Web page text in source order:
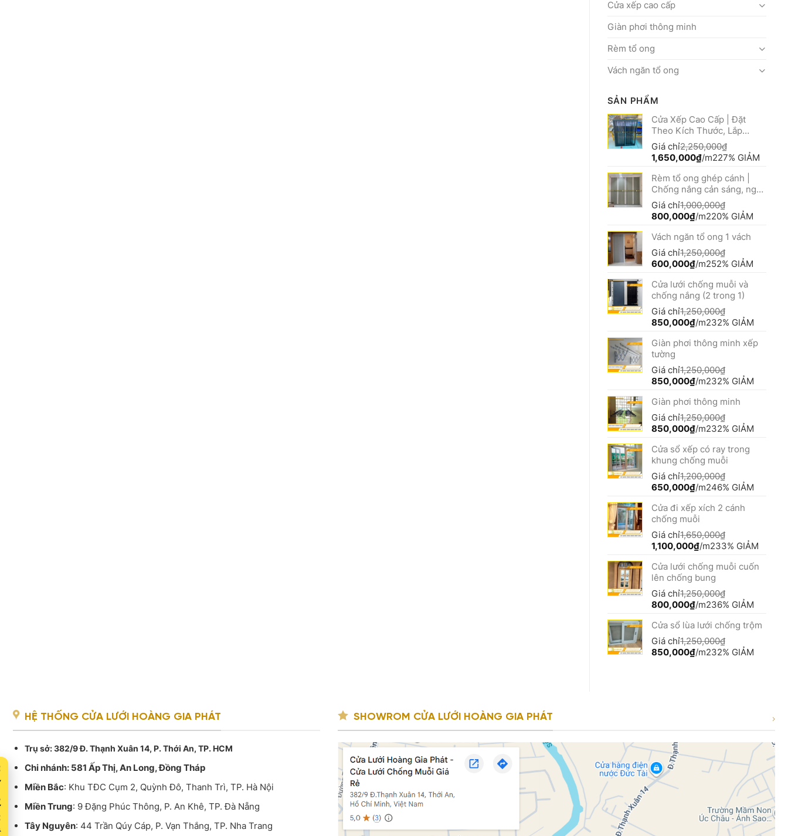
Cửa xếp cao cấp
Giàn phơi thông minh
Rèm tổ ong
Vách ngăn tổ ong
SẢN PHẨM
Cửa Xếp Cao Cấp | Đặt
Theo Kích Thước, Lắp
Nhanh
Giá chỉ2,250,000₫
Giá
là:
2,250,000₫.
1,650,000₫Giá
tại
là:
1,650,000₫.
/m227% GIẢM
Rèm tổ ong ghép cánh |
Chống nắng cản sáng, ngăn
lạnh
Giá chỉ1,000,000₫
Giá
là:
1,000,000₫.
800,000₫Giá
tại
là:
800,000₫.
/m220% GIẢM
Vách ngăn tổ ong 1 vách
Giá chỉ1,250,000₫
Giá
là:
1,250,000₫.
600,000₫Giá
tại
là:
600,000₫.
/m252% GIẢM
Cửa lưới chống muỗi và
chống nắng (2 trong 1)
Giá chỉ1,250,000₫
Giá
là:
1,250,000₫.
850,000₫Giá
tại
850,000₫.
/m232% GIẢM
Giàn phơi thông minh xếp
tường
Giá chỉ1,250,000₫
Giá
là:
1,250,000₫.
850,000₫Giá
tại
là:
850,000₫.
/m232% GIẢM
Giàn phơi thông minh
Giá chỉ1,250,000₫
Giá
là:
1,250,000₫.
850,000₫Giá
tại
là:
850,000₫.
/m232% GIẢM
Cửa sổ xếp có ray trong
khung chống muỗi
Giá chỉ1,200,000₫
Giá
là:
1,200,000₫.
650,000₫Giá
tại
là:
650,000₫.
/m246% GIẢM
Cửa đi xếp xích 2 cánh
chống muỗi
Giá chỉ1,650,000₫
Giá
là:
1,650,000₫.
1,100,000₫Giá
tại
là:
1,100,000₫.
/m233% GIẢM
Cửa lưới chống muỗi cuốn
lên chống bung
Giá chỉ1,250,000₫
Giá
là:
1,250,000₫.
800,000₫Giá
tại
là:
800,000₫.
/m236% GIẢM
Cửa sổ lùa lưới chống trộm
Giá chỉ1,250,000₫
Giá
850,000₫Giá
/m232% GIẢM
HỆ THỐNG CỬA LƯỚI HOÀNG GIA PHÁT
Trụ sở: 382/9 Đ. Thạnh Xuân 14, P. Thới An, TP. HCM
Chi nhánh: 581 Ấp Thị, An Long, Đồng Tháp
Miền Bắc: Khu TĐC Cụm 2, Quỳnh Đô, Thanh Trì, TP. Hà Nội
Miền Trung: 9 Đặng Phúc Thông, P. An Khê, TP. Đà Nẵng
Tây Nguyên: 44 Trần Qúy Cáp, P. Vạn Thắng, TP. Nha Trang
SHOWROM CỬA LƯỚI HOÀNG GIA PHÁT